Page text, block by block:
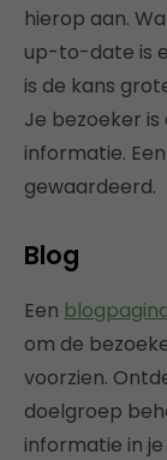
hierop aan.
up-to-date is
is de kans
Je bezoeker
informatie.
gewaardeerd.
Blog
Een
om de
voorzien.
doelgroep
informatie in